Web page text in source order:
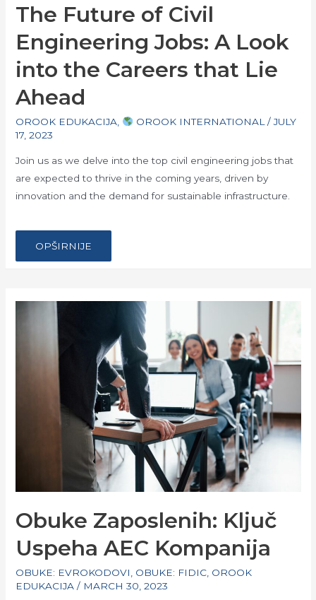
The Future of Civil
Engineering Jobs: A Look
into the Careers that Lie
Ahead
OROOK EDUKACIJA OROOK INTERNATIONAL /JULY
17, 2023
Join us as we delve into the top civil engineering jobs that
are expected to thrive in the coming years, driven by
innovation and the demand for sustainable infrastructure.
…
THE
FUTURE
OF
LOOK
INTO
CAREERS
THAT
OPŠIRNIJE
Obuke Zaposlenih: Ključ
Uspeha AEC Kompanija
OBUKE: EVROKODOVI OBUKE: FIDIC OROOK
EDUKACIJA / MARCH 30, 2023